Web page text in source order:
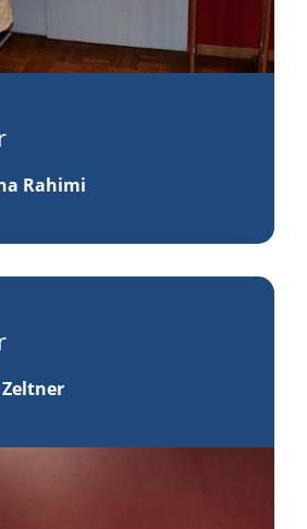
Rahimi